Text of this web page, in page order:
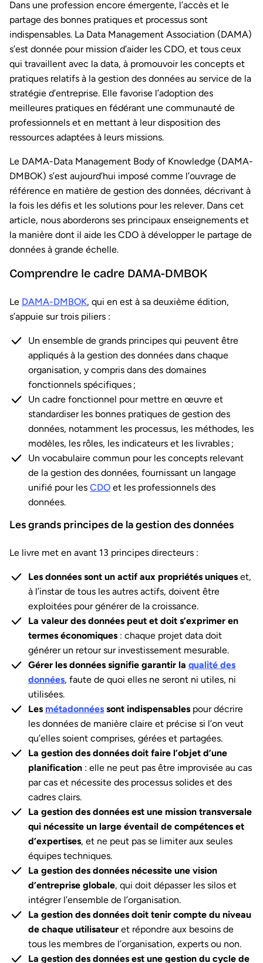
Dans une profession encore émergente, l’accès et le
partage des bonnes pratiques et processus sont
indispensables. La Data Management Association (DAMA)
s’est donnée pour mission d’aider les CDO, et tous ceux
qui travaillent avec la data, à promouvoir les concepts et
pratiques relatifs à la gestion des données au service de la
stratégie d’entreprise. Elle favorise l’adoption des
meilleures pratiques en fédérant une communauté de
professionnels et en mettant à leur disposition des
ressources adaptées à leurs missions.
Le DAMA-Data Management Body of Knowledge (DAMA-
DMBOK) s’est aujourd’hui imposé comme l’ouvrage de
référence en matière de gestion des données, décrivant à
la fois les défis et les solutions pour les relever. Dans cet
article, nous aborderons ses principaux enseignements et
la manière dont il aide les CDO à développer le partage de
données à grande échelle.
Comprendre le cadre DAMA-DMBOK
Le DAMA-DMBOK, qui en est à sa deuxième édition,
s’appuie sur trois piliers :
Un ensemble de grands principes qui peuvent être
appliqués à la gestion des données dans chaque
organisation, y compris dans des domaines
fonctionnels spécifiques ;
Un cadre fonctionnel pour mettre en œuvre et
standardiser les bonnes pratiques de gestion des
données, notamment les processus, les méthodes, les
modèles, les rôles, les indicateurs et les livrables ;
Un vocabulaire commun pour les concepts relevant
de la gestion des données, fournissant un langage
unifié pour les CDO et les professionnels des
données.
Les grands principes de la gestion des données
Le livre met en avant 13 principes directeurs :
Les données sont un actif aux propriétés uniques et,
à l’instar de tous les autres actifs, doivent être
exploitées pour générer de la croissance.
La valeur des données peut et doit s’exprimer en
termes économiques : chaque projet data doit
générer un retour sur investissement mesurable.
Gérer les données signifie garantir la qualité des
données, faute de quoi elles ne seront ni utiles, ni
utilisées.
Les métadonnées sont indispensables pour décrire
les données de manière claire et précise si l’on veut
qu’elles soient comprises, gérées et partagées.
La gestion des données doit faire l’objet d’une
planification : elle ne peut pas être improvisée au cas
par cas et nécessite des processus solides et des
cadres clairs.
La gestion des données est une mission transversale
qui nécessite un large éventail de compétences et
d’expertises, et ne peut pas se limiter aux seules
équipes techniques.
La gestion des données nécessite une vision
d’entreprise globale, qui doit dépasser les silos et
intégrer l’ensemble de l’organisation.
La gestion des données doit tenir compte du niveau
de chaque utilisateur et répondre aux besoins de
tous les membres de l’organisation, experts ou non.
La gestion des données est une gestion du cycle de